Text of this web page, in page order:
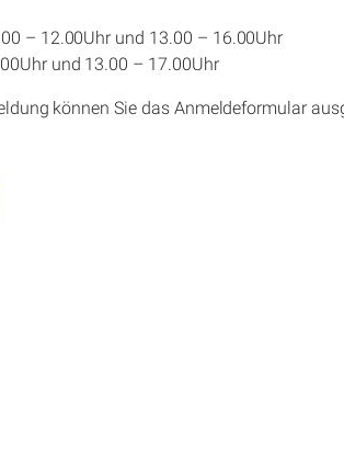
– 12.00Uhr und 13.00 – 16.00Uhr
und 13.00 – 17.00Uhr
können Sie das Anmeldeformular